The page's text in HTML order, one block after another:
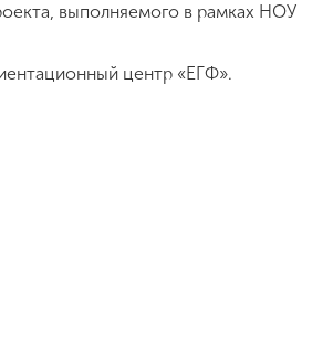
выполняемого в рамках НОУ
центр «ЕГФ».